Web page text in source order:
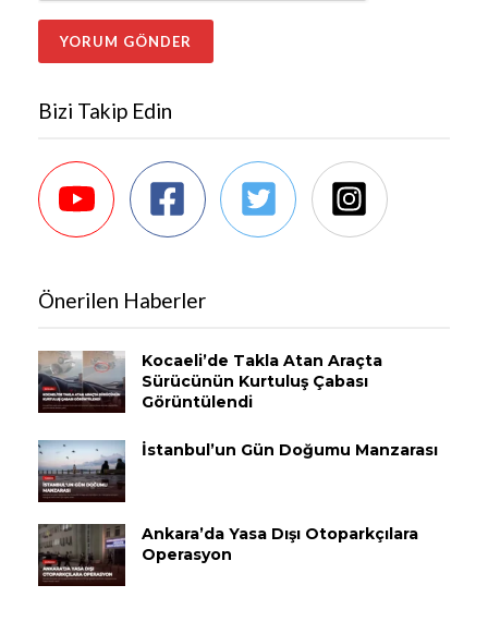
Bizi Takip Edin
Önerilen Haberler
Kocaeli’de Takla Atan Araçta
Sürücünün Kurtuluş Çabası
Görüntülendi
İstanbul’un Gün Doğumu Manzarası
Ankara’da Yasa Dışı Otoparkçılara
Operasyon